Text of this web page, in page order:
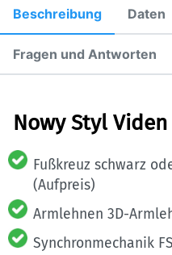
Beschreibung Daten
Fragen und Antworten
Nowy Styl
Fußkreuz schwarz
(Aufpreis)
Armlehnen 3D-
Synchronmechanik